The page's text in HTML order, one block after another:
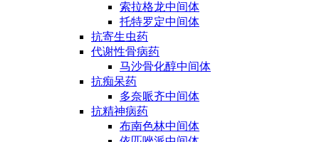
索拉格龙中间体
托特罗定中间体
抗寄生虫药
代谢性骨病药
马沙骨化醇中间体
抗痴呆药
多奈哌齐中间体
抗精神病药
布南色林中间体